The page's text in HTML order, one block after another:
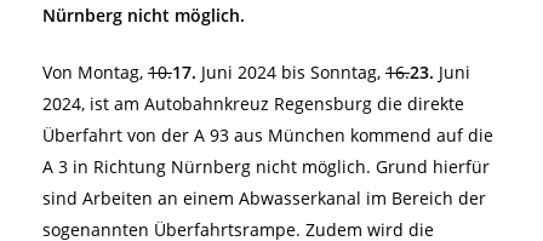
Nürnberg nicht möglich.
Von Montag, 10.17. Juni 2024 bis Sonntag, 16.23. Juni
2024, ist am Autobahnkreuz Regensburg die direkte
Überfahrt von der A 93 aus München kommend auf die
A 3 in Richtung Nürnberg nicht möglich. Grund hierfür
sind Arbeiten an einem Abwasserkanal im Bereich der
sogenannten Überfahrtsrampe. Zudem wird die